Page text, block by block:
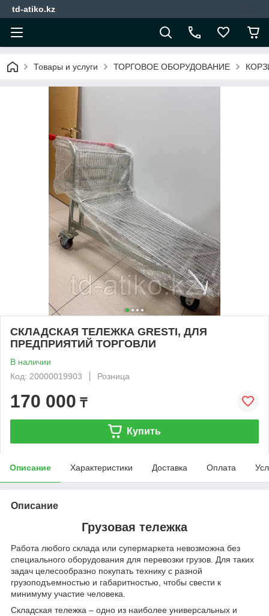
td-atiko.kz
Товары и услуги ТОРГОВОЕ ОБОРУДОВАНИЕ
СКЛАДСКАЯ ТЕЛЕЖКА GRESTI, ДЛЯ
ПРЕДПРИЯТИЙ ТОРГОВЛИ
В наличии
Код: 20000019903
Розница
170 000 ₸
Купить
Описание Характеристики Доставка Оплата
Описание
Грузовая тележка
Работа любого склада или супермаркета невозможна без
специального оборудования для перевозки грузов. Для таких
задач целесообразно покупать технику с разной
грузоподъемностью и габаритностью, чтобы свести к
минимуму участие человека.
Складская тележка – одно из наиболее универсальных и